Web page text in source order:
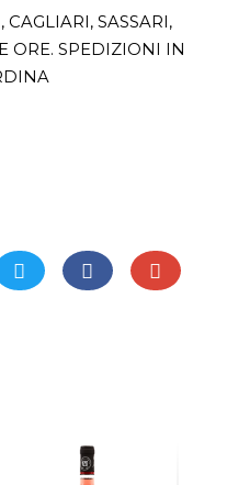
SASSARI,
ORE. SPEDIZIONI IN